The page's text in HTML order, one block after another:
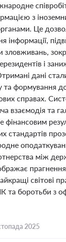
з
Це
інформації,
зловживань,
і
дані
та формування
справах.
взаємодія та
між
прагнення
світові
та боротьби з
2025